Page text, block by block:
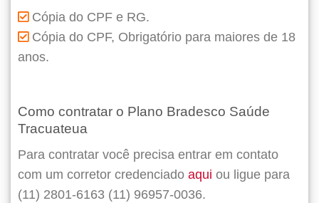
Cópia do CPF e RG.
Cópia do CPF, Obrigatório para maiores de 18
anos.
Como contratar o Plano Bradesco Saúde
Tracuateua
Para contratar você precisa entrar em contato
com um corretor credenciado aqui ou ligue para
(11) 2801-6163 (11) 96957-0036.